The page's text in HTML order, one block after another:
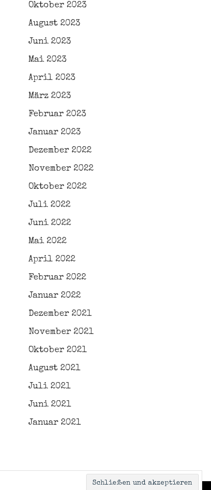
Oktober 2023
August 2023
Juni 2023
Mai 2023
April 2023
März 2023
Februar 2023
Januar 2023
Dezember 2022
November 2022
Oktober 2022
Juli 2022
Juni 2022
Mai 2022
April 2022
Februar 2022
Januar 2022
Dezember 2021
November 2021
Oktober 2021
August 2021
Juli 2021
Juni 2021
Januar 2021